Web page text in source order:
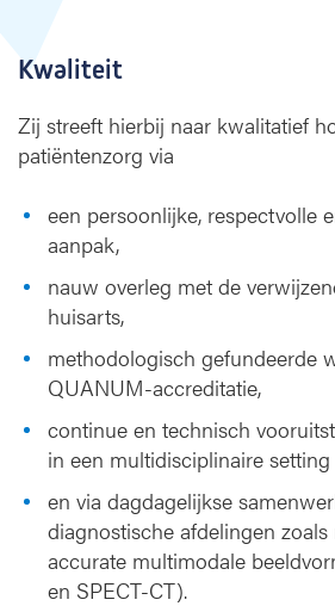
Kwaliteit
Zij streeft hierbij naar kwalitatief
patiëntenzorg via
een persoonlijke, respectvolle
aanpak,
nauw overleg met de
huisarts,
methodologisch gefundeerde
QUANUM-accreditatie,
continue en technisch
in een multidisciplinaire setting
en via dagdagelijkse
diagnostische afdelingen
accurate multimodale
en SPECT-CT).